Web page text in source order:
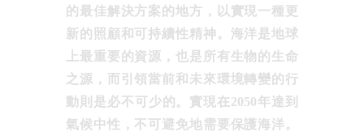
的最佳解決方案的地方，以實現一種更
新的照顧和可持續性精神。海洋是地球
上最重要的資源，也是所有生物的生命
之源，而引領當前和未來環境轉變的行
動則是必不可少的。實現在2050年達到
氣候中性，不可避免地需要保護海洋。